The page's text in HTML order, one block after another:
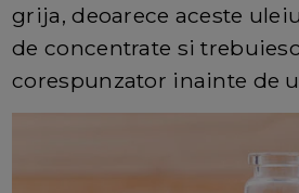
grija, deoarece aceste
de concentrate si
corespunzator inainte de